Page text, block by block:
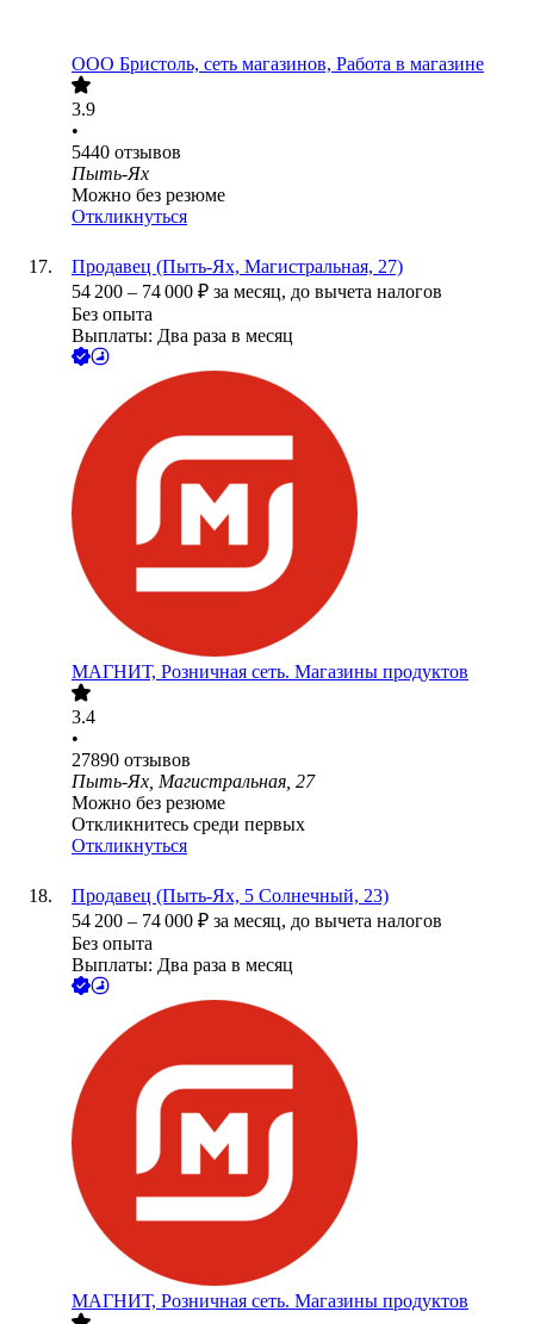
ООО Бристоль, сеть магазинов, Работа в магазине
3.9
•
5440 отзывов
Пыть-Ях
Можно без резюме
Откликнуться
Продавец (Пыть-Ях, Магистральная, 27)
54 200 – 74 000 ₽ за месяц, до вычета налогов
Без опыта
Выплаты: Два раза в месяц
МАГНИТ, Розничная сеть. Магазины продуктов
3.4
•
27890 отзывов
Пыть-Ях, Магистральная, 27
Можно без резюме
Откликнитесь среди первых
Откликнуться
Продавец (Пыть-Ях, 5 Солнечный, 23)
54 200 – 74 000 ₽ за месяц, до вычета налогов
Без опыта
Выплаты: Два раза в месяц
МАГНИТ, Розничная сеть. Магазины продуктов